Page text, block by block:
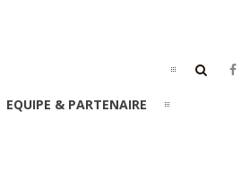
EQUIPE & PARTENAIRE